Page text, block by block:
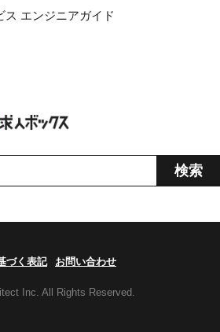
エンジニアガイド
づく表記 お問い合わせ
Inc. All Rights Reserved.